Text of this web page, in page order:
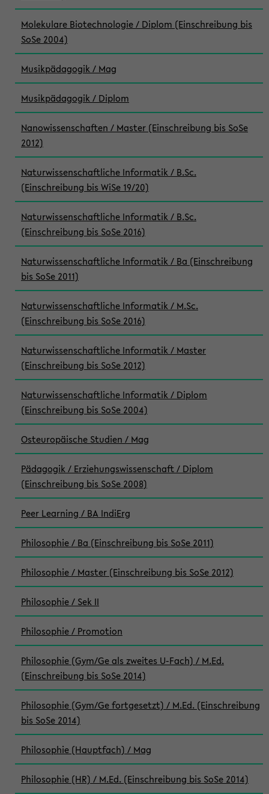
Molekulare Biotechnologie / Diplom (Einschreibung bis
SoSe 2004)
Musikpädagogik / Mag
Musikpädagogik / Diplom
Nanowissenschaften / Master (Einschreibung bis SoSe
2012)
Naturwissenschaftliche Informatik / B.Sc.
(Einschreibung bis WiSe 19/20)
Naturwissenschaftliche Informatik / B.Sc.
(Einschreibung bis SoSe 2016)
Naturwissenschaftliche Informatik / Ba (Einschreibung
bis SoSe 2011)
Naturwissenschaftliche Informatik / M.Sc.
(Einschreibung bis SoSe 2016)
Naturwissenschaftliche Informatik / Master
(Einschreibung bis SoSe 2012)
Naturwissenschaftliche Informatik / Diplom
(Einschreibung bis SoSe 2004)
Osteuropäische Studien / Mag
Pädagogik / Erziehungswissenschaft / Diplom
(Einschreibung bis SoSe 2008)
Peer Learning / BA IndiErg
Philosophie / Ba (Einschreibung bis SoSe 2011)
Philosophie / Master (Einschreibung bis SoSe 2012)
Philosophie / Sek II
Philosophie / Promotion
Philosophie (Gym/Ge als zweites U-Fach) / M.Ed.
(Einschreibung bis SoSe 2014)
Philosophie (Gym/Ge fortgesetzt) / M.Ed. (Einschreibung
bis SoSe 2014)
Philosophie (Hauptfach) / Mag
Philosophie (HR) / M.Ed. (Einschreibung bis SoSe 2014)